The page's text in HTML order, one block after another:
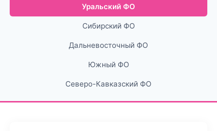
Уральский ФО
Сибирский ФО
Дальневосточный ФО
Южный ФО
Северо-Кавказский ФО